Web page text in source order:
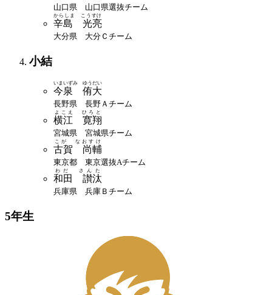
山口県 山口県選抜チーム
辛島 光亮
からしま こうすけ
大分県 大分Ｃチーム
小結
今泉 侑大
いまいずみ ゆうだい
長野県 長野Ａチーム
横江 寛翔
よこえ ひろと
宮城県 宮城県チーム
古賀 尚輔
こが なおすけ
東京都 東京選抜Aチーム
和田 讃汰
わだ さんた
兵庫県 兵庫Ｂチーム
5年生